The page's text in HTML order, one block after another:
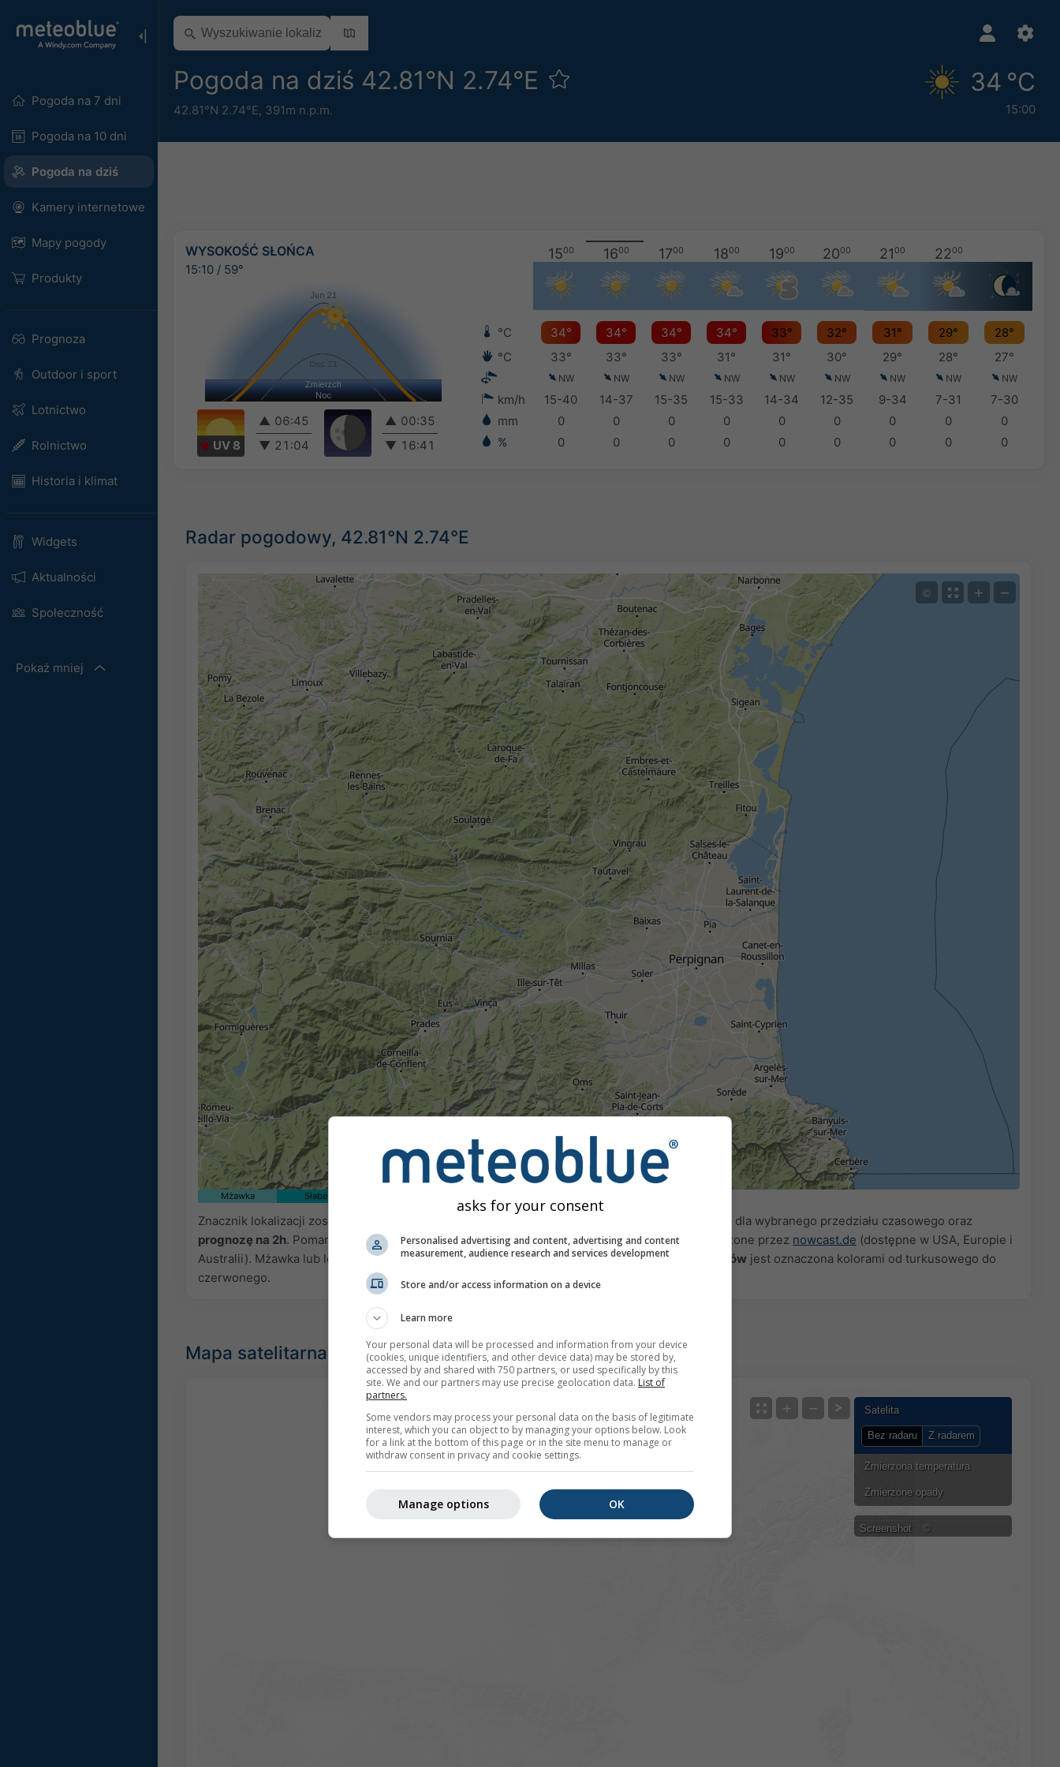
Pogoda na 7 dni
Pogoda na 10 dni
Pogoda na dziś
Kamery internetowe
Mapy pogody
Produkty
Prognoza
Outdoor i sport
Lotnictwo
Rolnictwo
Historia i klimat
Widgets
Aktualności
Społeczność
Pokaż mniej
Pogoda na dziś 42.81°N 2.74°E
42.81°N 2.74°E, 391m n.p.m.
34 °C
15:00
WYSOKOŚĆ SŁOŃCA
15:10 / 59°
UV 8
▲ 06:45
▼ 21:04
▲ 00:35
▼ 16:41
1500 1600 1700 1800 1900 2000 2100 2200
°C 34° 34° 34° 34° 33° 32° 31° 29°
28°
°C
33° 33° 33° 31° 31° 30° 29° 28° 27°
NW NW NW NW NW NW NW NW NW
km/h 15-40 14-37 15-35 15-33 14-34 12-35 9-34 7-31
7-30
mm
0 0 0 0 0 0 0 0
0
%
0 0 0 0 0 0 0 0 0
Radar pogodowy, 42.81°N 2.74°E
14:25 14:40 14:55 15:10 15:25 15:40 16:10 16:25 16:40
© + −
Mżawka Słabe
Znacznik lokalizacji został umieszczony na 42.81°N 2.74°E. Ta animacja pokazuje
dla wybranego przedziału czasowego oraz
prognozę na 2h. Pomarańczowe krzyżyki oznaczają wyładowania atmosferyczne. Dane dostarczone przez nowcast.de (dostępne w USA, Europie i
Australii). Mżawka lub lekki opad śniegu mogą być niewidoczne dla radaru.Intensywność opadów jest oznaczona kolorami od turkusowego do
czerwonego.
Mapa satelitarna na żywo
Screenshot ©
Satelita
Bez radaru Z radarem
Zmierzona temperatura
Zmierzone opady
+ −
asks for your consent
Personalised advertising and content, advertising and content
measurement, audience research and services development
Store and/or access information on a device
Learn more
Your personal data will be processed and information from your device
(cookies, unique identifiers, and other device data) may be stored by,
accessed by and shared with 750 partners, or used specifically by this
site. We and our partners may use precise geolocation data. List of
partners.
Some vendors may process your personal data on the basis of legitimate
interest, which you can object to by managing your options below. Look
for a link at the bottom of this page or in the site menu to manage or
withdraw consent in privacy and cookie settings.
OK
Manage options